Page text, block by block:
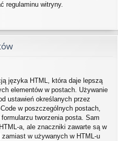
regulaminu witryny.
języka HTML, która daje lepszą
elementów w postach. Używanie
ustawień określanych przez
w poszczególnych postach,
tworzenia posta. Sam
a, ale znaczniki zawarte są w
w używanych w HTML-u